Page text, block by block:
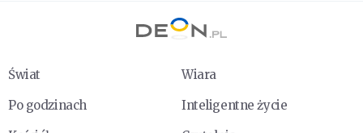
Świat
Wiara
Po godzinach
Inteligentne życie